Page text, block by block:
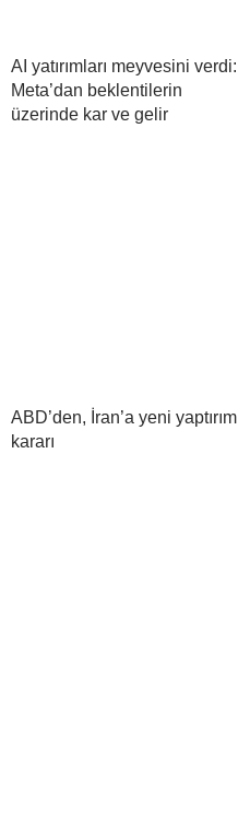
AI yatırımları meyvesini verdi:
Meta’dan beklentilerin
üzerinde kar ve gelir
ABD’den, İran’a yeni yaptırım
kararı